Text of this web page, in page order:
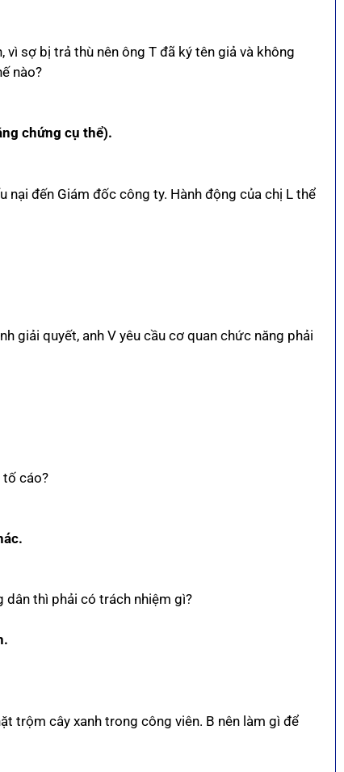
vì sợ bị trả thù nên ông T đã ký tên giả và không
nào?
chứng cụ thể).
nại đến Giám đốc công ty. Hành động của chị L thể
giải quyết, anh V yêu cầu cơ quan chức năng phải
tố cáo?
dân thì phải có trách nhiệm gì?
trộm cây xanh trong công viên. B nên làm gì để